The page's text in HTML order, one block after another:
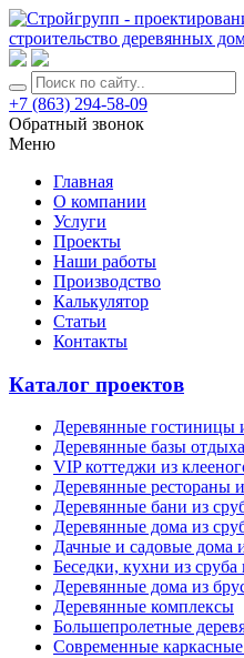
+7 (863) 294-58-09
Обратный звонок
Меню
Главная
О компании
Услуги
Проекты
Наши работы
Производство
Калькулятор
Статьи
Контакты
Каталог проектов
Деревянные гостиницы
Деревянные базы
VIP коттеджи из
Деревянные рестораны
Деревянные бани из
Деревянные дома из
Дачные и садовые дома
Беседки, кухни из сруба
Деревянные дома из
Деревянные комплексы
Большепролетные
Современные